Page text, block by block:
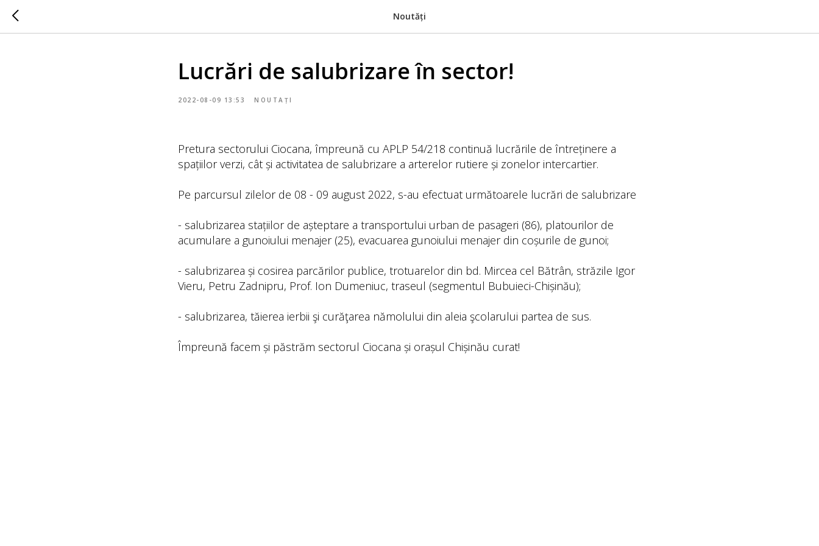
Noutăți
Lucrări de salubrizare în sector!
2022-08-09 13:53 NOUTAȚI
Pretura sectorului Ciocana, împreună cu APLP 54/218 continuă lucrările de întreținere a
spațiilor verzi, cât și activitatea de salubrizare a arterelor rutiere și zonelor intercartier.
Pe parcursul zilelor de 08 - 09 august 2022, s-au efectuat următoarele lucrări de salubrizare
- salubrizarea stațiilor de așteptare a transportului urban de pasageri (86), platourilor de
acumulare a gunoiului menajer (25), evacuarea gunoiului menajer din coșurile de gunoi;
- salubrizarea și cosirea parcărilor publice, trotuarelor din bd. Mircea cel Bătrân, străzile Igor
Vieru, Petru Zadnipru, Prof. Ion Dumeniuc, traseul (segmentul Bubuieci-Chișinău);
- salubrizarea, tăierea ierbii şi curăţarea nămolului din aleia şcolarului partea de sus.
Împreună facem și păstrăm sectorul Ciocana și orașul Chișinău curat!